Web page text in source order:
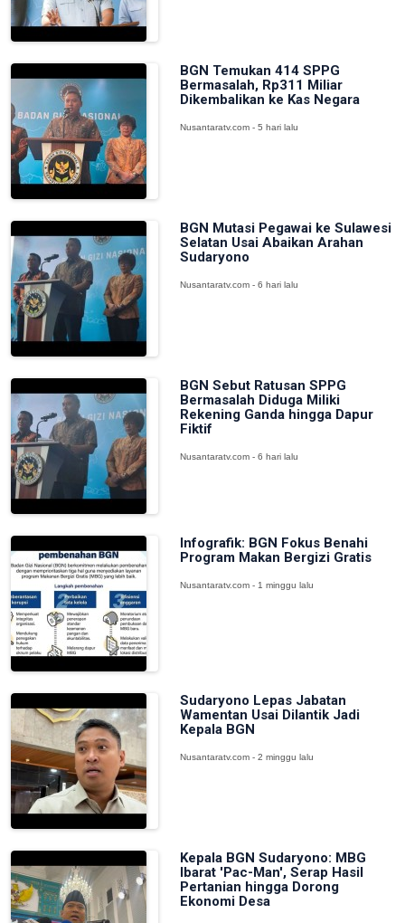
BGN Temukan 414 SPPG
Bermasalah, Rp311 Miliar
Dikembalikan ke Kas Negara
Nusantaratv.com - 5 hari lalu
BGN Mutasi Pegawai ke Sulawesi
Selatan Usai Abaikan Arahan
Sudaryono
Nusantaratv.com - 6 hari lalu
BGN Sebut Ratusan SPPG
Bermasalah Diduga Miliki
Rekening Ganda hingga Dapur
Fiktif
Nusantaratv.com - 6 hari lalu
Infografik: BGN Fokus Benahi
Program Makan Bergizi Gratis
Nusantaratv.com - 1 minggu lalu
Sudaryono Lepas Jabatan
Wamentan Usai Dilantik Jadi
Kepala BGN
Nusantaratv.com - 2 minggu lalu
Kepala BGN Sudaryono: MBG
Ibarat 'Pac-Man', Serap Hasil
Pertanian hingga Dorong
Ekonomi Desa